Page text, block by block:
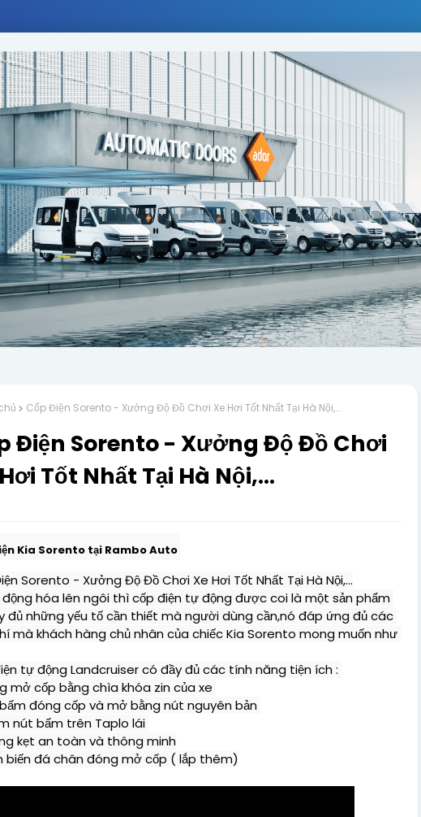
Cốp Điện Sorento - Xưởng Độ Đồ Chơi Xe Hơi Tốt Nhất Tại Hà Nội,...
Điện Sorento - Xưởng Độ Đồ Chơi
Tốt Nhất Tại Hà Nội,...
Kia Sorento tại Rambo Auto
Sorento - Xưởng Độ Đồ Chơi Xe Hơi Tốt Nhất Tại Hà Nội,...
hóa lên ngôi thì cốp điện tự động được coi là một sản phẩm
đủ những yếu tố cần thiết mà người dùng cần,nó đáp ứng đủ các
mà khách hàng chủ nhân của chiếc Kia Sorento mong muốn như
tự động Landcruiser có đầy đủ các tính năng tiện ích :
mở cốp bằng chìa khóa zin của xe
đóng cốp và mở bằng nút nguyên bản
nút bấm trên Taplo lái
kẹt an toàn và thông minh
biến đá chân đóng mở cốp ( lắp thêm)